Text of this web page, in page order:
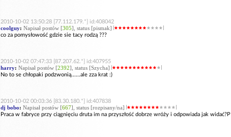
2010-10-02 13:50:28 [77.112.179.*] id:408042
coolguy: Napisał postów [305], status [pismak]
co za pomysłowość gdzie sie tacy rodzą ???
2010-10-02 07:47:33 [87.207.62.*] id:407955
harry: Napisał postów [2392], status [Szycha]
No to se chłopaki podzwonią......ale zza krat :)
2010-10-02 00:03:36 [83.30.180.*] id:407838
dj bobo: Napisał postów [667], status [rozpisany/na]
Praca w fabryce przy ciągnięciu druta im na przyszłość dobrze wróży i odpowiada jak widać?P